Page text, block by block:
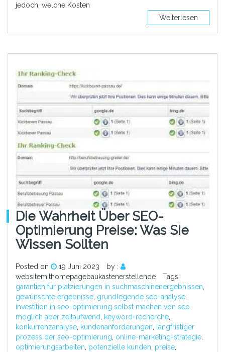
jedoch, welche Kosten
Weiterlesen
Die Wahrheit Über SEO-
Optimierung Preise: Was Sie
Wissen Sollten
Posted on 19 Juni 2023
by :
websitemithomepagebaukastenerstellende
Tags:
garantien für platzierungen in suchmaschinenergebnissen,
gewünschte ergebnisse, grundlegende seo-analyse,
investition in seo-optimierung selbst machen von seo
möglich aber zeitaufwend, keyword-recherche,
konkurrenzanalyse, kundenanforderungen, langfristiger
prozess der seo-optimierung, online-marketing-strategie,
optimierungsarbeiten, potenzielle kunden, preise,